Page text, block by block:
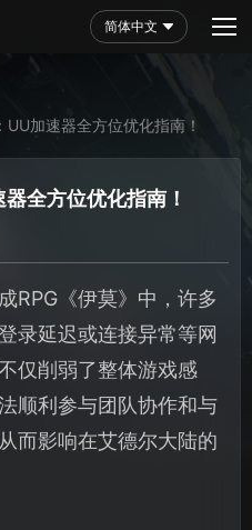
简体中文
加速器全方位优化指南！
全方位优化指南！
RPG《伊莫》中，许多
录延迟或连接异常等网
仅削弱了整体游戏感
顺利参与团队协作和与
而影响在艾德尔大陆的